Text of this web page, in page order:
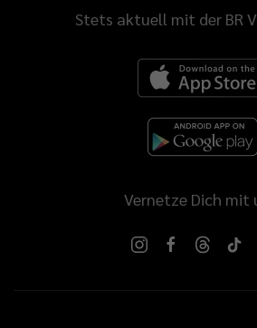
Stets aktuell mit der BR
Vernetze Dich mit